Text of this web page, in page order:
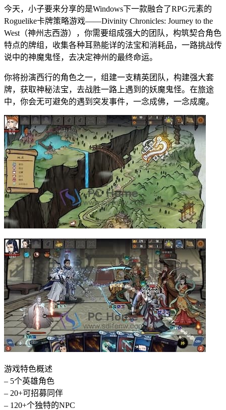
今天，小子要来分享的是Windows下一款融合了RPG元素的
Roguelike卡牌策略游戏——Divinity Chronicles: Journey to the
West（神州志西游），你需要组成强大的团队，构筑契合角色
特点的牌组，收集各种耳熟能详的法宝和消耗品，一路挑战传
说中的神魔鬼怪，去决定神州的最终命运。
你将扮演西行的角色之一，组建一支精英团队，构建强大套
牌，获取神秘法宝，去战胜一路上遇到的妖魔鬼怪。在旅途
中，你会无可避免的遇到突发事件，一念成佛，一念成魔。
游戏特色概述
– 5个英雄角色
– 20+可招募同伴
– 120+个独特的NPC